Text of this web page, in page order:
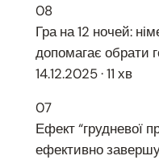
08
Гра на 12 ночей:
допомагає обрати
14.12.2025 · 11 хв
07
Ефект “грудневої
ефективно